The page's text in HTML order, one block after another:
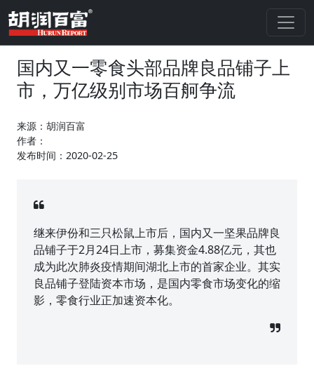
国内又一零食头部品牌良品铺子上
市，万亿级别市场百舸争流
来源：胡润百富
作者：
发布时间：2020-02-25
继来伊份和三只松鼠上市后，国内又一坚果品牌良
品铺子于2月24日上市，募集资金4.88亿元，其也
成为此次肺炎疫情期间湖北上市的首家企业。其实
良品铺子登陆资本市场，是国内零食市场变化的缩
影，零食行业正加速资本化。